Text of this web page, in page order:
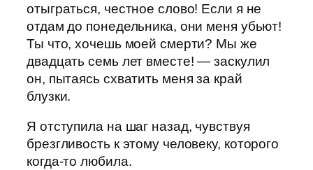
отыграться, честное слово! Если я не
отдам до понедельника, они меня убьют!
Ты что, хочешь моей смерти? Мы же
двадцать семь лет вместе! — заскулил
он, пытаясь схватить меня за край
блузки.
Я отступила на шаг назад, чувствуя
брезгливость к этому человеку, которого
когда-то любила.